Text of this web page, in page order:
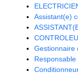
Assistant(e)
Gestionnaire